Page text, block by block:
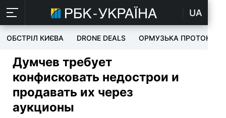
UA
ОБСТРІЛ КИЄВА DRONE DEALS ОРМУЗЬКА ПРОТОКА
Думчев требует
конфисковать недострои и
продавать их через
аукционы